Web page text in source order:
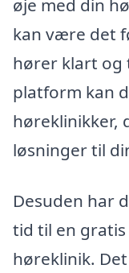
øje med din
kan være det
hører klart og
platform kan
høreklinikker,
løsninger til
Desuden har
tid til en
høreklinik.